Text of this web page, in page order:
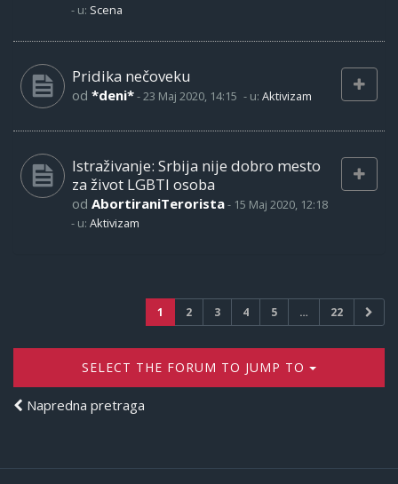
- u: Scena
Pridika nečoveku
od *deni*-23 Maj 2020, 14:15 - u: Aktivizam
Istraživanje: Srbija nije dobro mesto
za život LGBTI osoba
od AbortiraniTerorista- 15 Maj 2020, 12:18
- u: Aktivizam
1 2 3 4 5 … 22
SELECT THE FORUM TO JUMP TO
Napredna pretraga